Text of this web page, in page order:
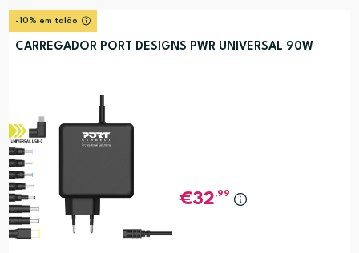
-10% em talão
CARREGADOR PORT DESIGNS PWR UNIVERSAL 90W
32,99